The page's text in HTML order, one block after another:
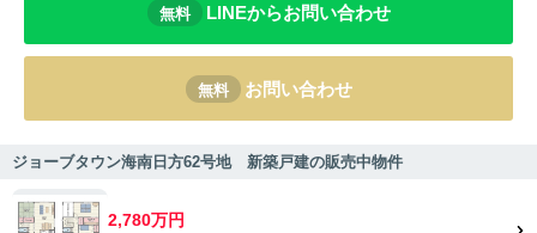
無料 LINEからお問い合わせ
無料 お問い合わせ
ジョーブタウン海南日方62号地 新築戸建の販売中物件
2,780万円